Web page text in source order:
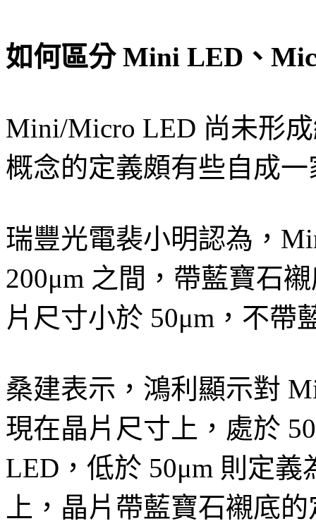
如何區分 Mini LED、
Mini/Micro LED 尚未形
概念的定義頗有些自成
瑞豐光電裴小明認為，
200μm 之間，帶藍寶石
片尺寸小於 50μm，不帶
桑建表示，鴻利顯示對
現在晶片尺寸上，處於
LED，低於 50μm 則定
上，晶片帶藍寶石襯底